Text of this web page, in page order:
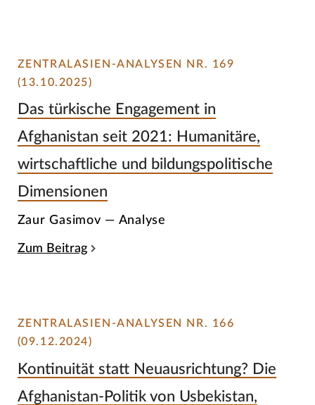
ZENTRALASIEN-ANALYSEN NR. 169
(13.10.2025)
Das türkische Engagement in
Afghanistan seit 2021: Humanitäre,
wirtschaftliche und bildungspolitische
Dimensionen
Zaur Gasimov — Analyse
Zum Beitrag
ZENTRALASIEN-ANALYSEN NR. 166
(09.12.2024)
Kontinuität statt Neuausrichtung? Die
Afghanistan-Politik von Usbekistan,